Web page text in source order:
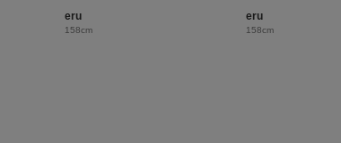
eru
158cm
eru
158cm